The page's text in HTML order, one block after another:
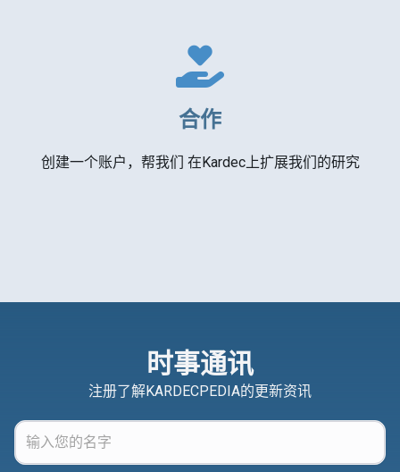
合作
创建一个账户，帮我们 在Kardec上扩展我们的研究
时事通讯
注册了解KARDECPEDIA的更新资讯